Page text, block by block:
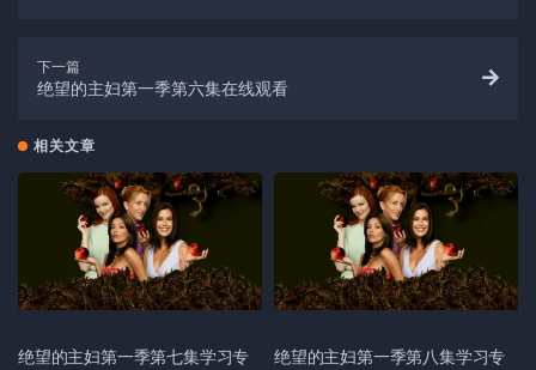
下一篇
绝望的主妇第一季第六集在线观看
相关文章
绝望的主妇第一季第七集学习专
绝望的主妇第一季第八集学习专